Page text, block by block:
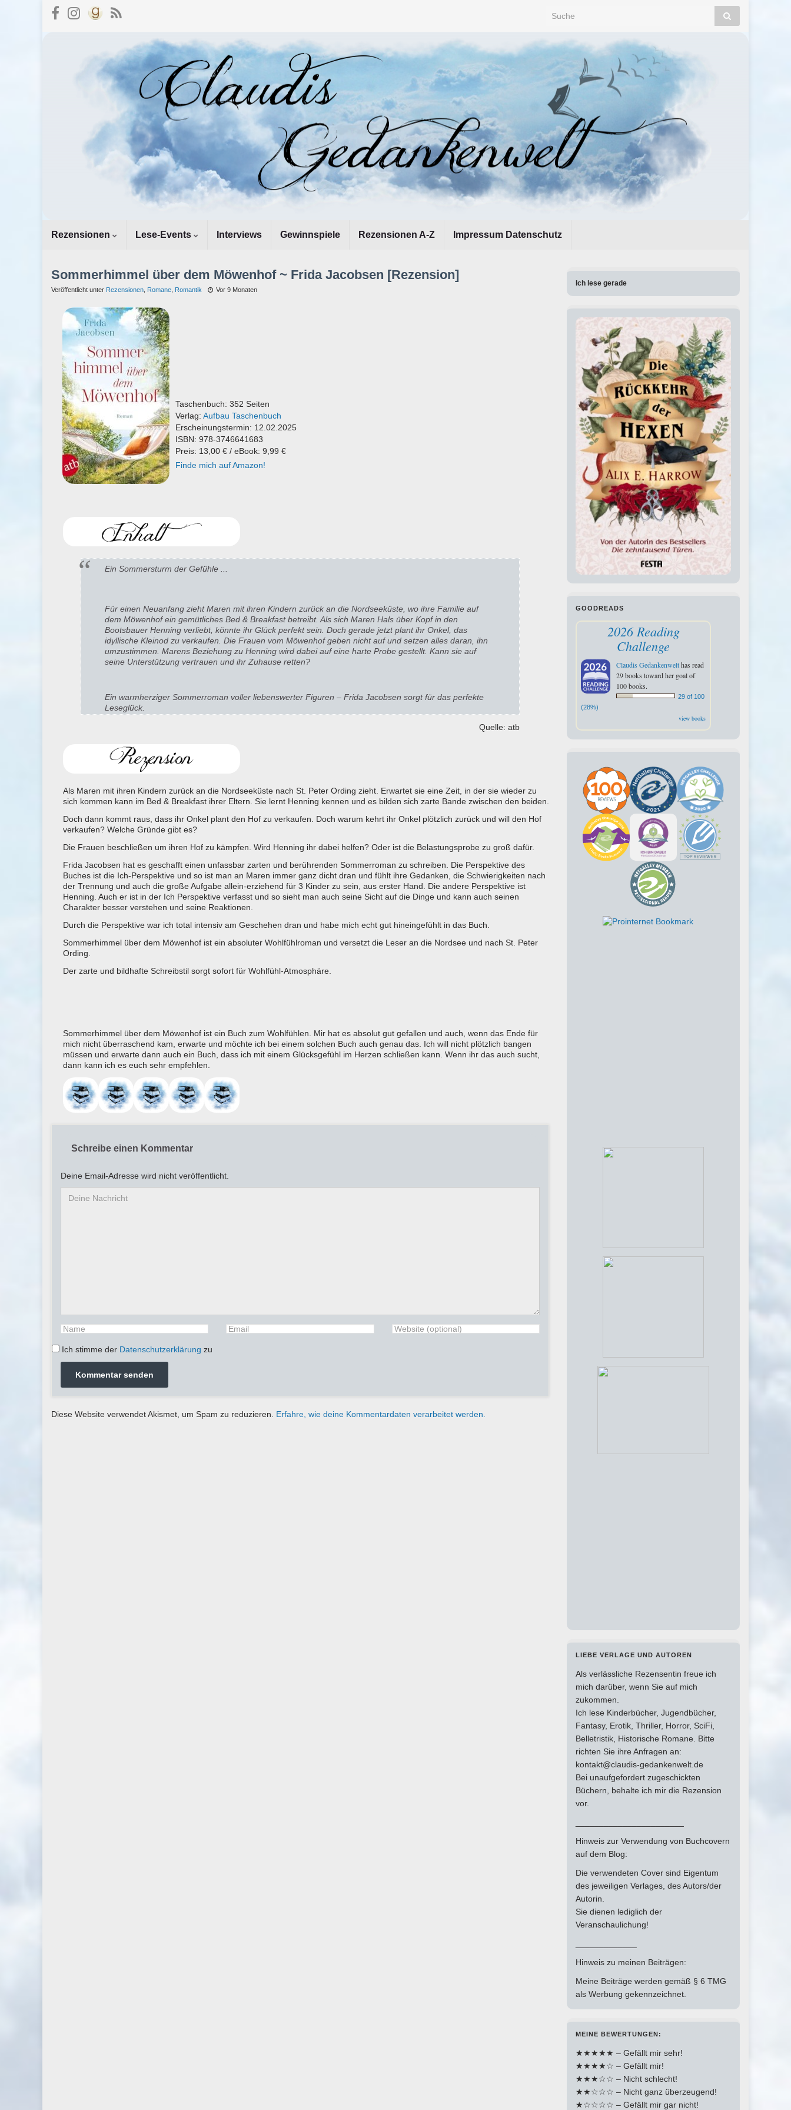
Rezensionen Lese-Events Interviews Gewinnspiele Rezensionen A-Z Impressum Datenschutz
Sommerhimmel über dem Möwenhof ~ Frida Jacobsen [Rezension]
Veröffentlicht unter Rezensionen Romane Romantik Vor 9 Monaten
Taschenbuch: 352 Seiten
Verlag: Aufbau Taschenbuch
Erscheinungstermin: 12.02.2025
ISBN: 978-3746641683
Preis: 13,00 € / eBook: 9,99 €
Finde mich auf Amazon!
Ein Sommersturm der Gefühle ...
Für einen Neuanfang zieht Maren mit ihren Kindern zurück an die Nordseeküste, wo ihre Familie auf
dem Möwenhof ein gemütliches Bed & Breakfast betreibt. Als sich Maren Hals über Kopf in den
Bootsbauer Henning verliebt, könnte ihr Glück perfekt sein. Doch gerade jetzt plant ihr Onkel, das
idyllische Kleinod zu verkaufen. Die Frauen vom Möwenhof geben nicht auf und setzen alles daran, ihn
umzustimmen. Marens Beziehung zu Henning wird dabei auf eine harte Probe gestellt. Kann sie auf
seine Unterstützung vertrauen und ihr Zuhause retten?
Ein warmherziger Sommerroman voller liebenswerter Figuren – Frida Jacobsen sorgt für das perfekte
Leseglück.
Quelle: atb
Als Maren mit ihren Kindern zurück an die Nordseeküste nach St. Peter Ording zieht. Erwartet sie eine Zeit, in der sie wieder zu
sich kommen kann im Bed & Breakfast ihrer Eltern. Sie lernt Henning kennen und es bilden sich zarte Bande zwischen den beiden.
Doch dann kommt raus, dass ihr Onkel plant den Hof zu verkaufen. Doch warum kehrt ihr Onkel plötzlich zurück und will den Hof
verkaufen? Welche Gründe gibt es?
Die Frauen beschließen um ihren Hof zu kämpfen. Wird Henning ihr dabei helfen? Oder ist die Belastungsprobe zu groß dafür.
Frida Jacobsen hat es geschafft einen unfassbar zarten und berührenden Sommerroman zu schreiben. Die Perspektive des
Buches ist die Ich-Perspektive und so ist man an Maren immer ganz dicht dran und fühlt ihre Gedanken, die Schwierigkeiten nach
der Trennung und auch die große Aufgabe allein-erziehend für 3 Kinder zu sein, aus erster Hand. Die andere Perspektive ist
Henning. Auch er ist in der Ich Perspektive verfasst und so sieht man auch seine Sicht auf die Dinge und kann auch seinen
Charakter besser verstehen und seine Reaktionen.
Durch die Perspektive war ich total intensiv am Geschehen dran und habe mich echt gut hineingefühlt in das Buch.
Sommerhimmel über dem Möwenhof ist ein absoluter Wohlfühlroman und versetzt die Leser an die Nordsee und nach St. Peter
Ording.
Der zarte und bildhafte Schreibstil sorgt sofort für Wohlfühl-Atmosphäre.
Sommerhimmel über dem Möwenhof ist ein Buch zum Wohlfühlen. Mir hat es absolut gut gefallen und auch, wenn das Ende für
mich nicht überraschend kam, erwarte und möchte ich bei einem solchen Buch auch genau das. Ich will nicht plötzlich bangen
müssen und erwarte dann auch ein Buch, dass ich mit einem Glücksgefühl im Herzen schließen kann. Wenn ihr das auch sucht,
dann kann ich es euch sehr empfehlen.
Schreibe einen Kommentar
Deine Email-Adresse wird nicht veröffentlicht.
Ich stimme der Datenschutzerklärung zu
Diese Website verwendet Akismet, um Spam zu reduzieren. Erfahre, wie deine Kommentardaten verarbeitet werden.
Ich lese gerade
GOODREADS
2026 Reading
Challenge
Claudis Gedankenwelthas read
29 books toward her goal of
100 books.
29 of 100
(28%)
view books
LIEBE VERLAGE UND AUTOREN
Als verlässliche Rezensentin freue ich
mich darüber, wenn Sie auf mich
zukommen.
Ich lese Kinderbücher, Jugendbücher,
Fantasy, Erotik, Thriller, Horror, SciFi,
Belletristik, Historische Romane. Bitte
richten Sie ihre Anfragen an:
kontakt@claudis-gedankenwelt.de
Bei unaufgefordert zugeschickten
Büchern, behalte ich mir die Rezension
vor.
Hinweis zur Verwendung von Buchcovern
auf dem Blog:
Die verwendeten Cover sind Eigentum
des jeweiligen Verlages, des Autors/der
Autorin.
Sie dienen lediglich der
Veranschaulichung!
Hinweis zu meinen Beiträgen:
Meine Beiträge werden gemäß § 6 TMG
als Werbung gekennzeichnet.
MEINE BEWERTUNGEN:
★★★★★ – Gefällt mir sehr!
★★★★☆ – Gefällt mir!
★★★☆☆ – Nicht schlecht!
★★☆☆☆ – Nicht ganz überzeugend!
★☆☆☆☆ – Gefällt mir gar nicht!